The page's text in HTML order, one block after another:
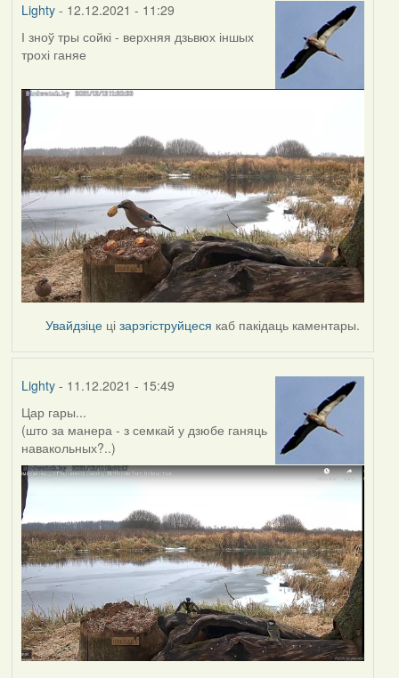
Lighty- 12.12.2021 - 11:29
І зноў тры сойкі - верхняя дзьвюх іншых
трохі ганяе
Увайдзіце цізарэгіструйцеся каб пакідаць каментары.
Lighty- 11.12.2021 - 15:49
Цар гары...
(што за манера - з семкай у дзюбе ганяць
навакольных?..)